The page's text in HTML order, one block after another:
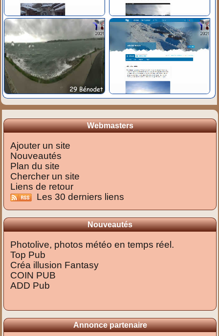
Webmasters
Ajouter un site
Nouveautés
Plan du site
Chercher un site
Liens de retour
Les 30 derniers liens
Nouveautés
Photolive, photos météo en temps réel.
Top Pub
Créa illusion Fantasy
COIN PUB
ADD Pub
Annonce partenaire